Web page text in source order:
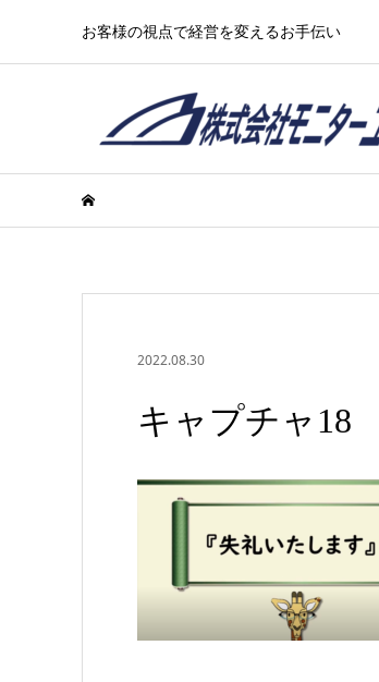
お客様の視点で経営を変えるお手伝い
2022.08.30
キャプチャ18